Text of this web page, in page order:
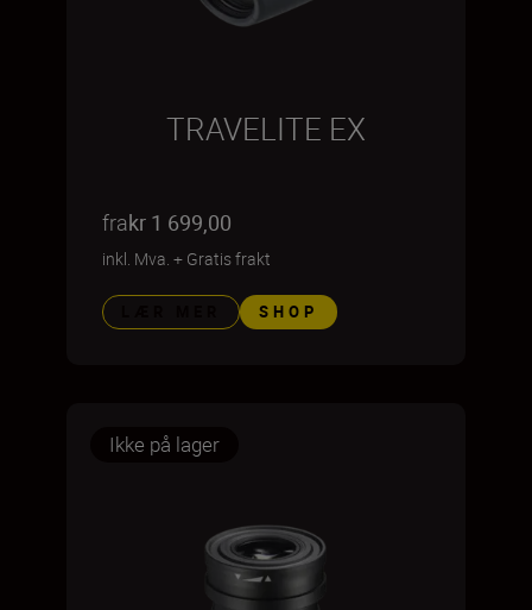
TRAVELITE EX
frakr 1 699,00
inkl. Mva. + Gratis frakt
SHOP
Ikke på lager